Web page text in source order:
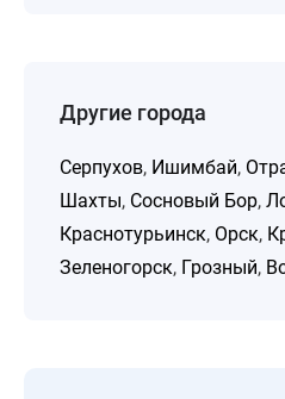
Другие города
Серпухов, Ишимбай,
Шахты, Сосновый Бор,
Краснотурьинск, Орск,
Зеленогорск, Грозный,